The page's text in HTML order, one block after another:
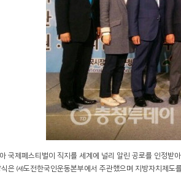
국제페스티벌이 직지를 세계에 널리 알린 공로를 인정받
은 ㈔도전한국인운동본부에서 주관했으며 지방자치제도